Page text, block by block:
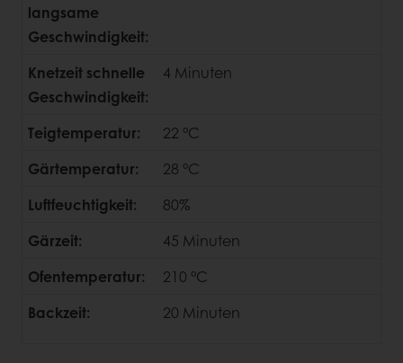
langsame
Geschwindigkeit:
Knetzeit schnelle
Geschwindigkeit:
4 Minuten
Teigtemperatur:
22 °C
Gärtemperatur:
28 °C
Luftfeuchtigkeit:
80%
Gärzeit:
45 Minuten
Ofentemperatur:
210 °C
Backzeit:
20 Minuten